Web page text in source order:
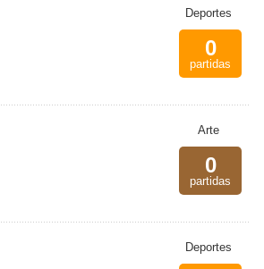
Deportes
0
partidas
Arte
0
partidas
Deportes